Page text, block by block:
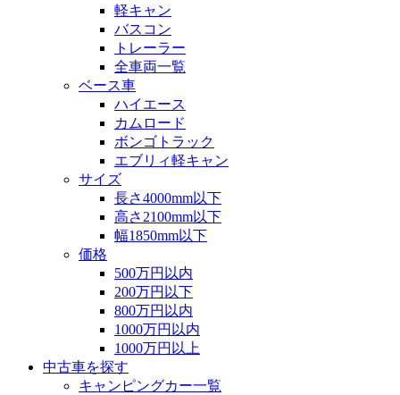
軽キャン
バスコン
トレーラー
全車両一覧
ベース車
ハイエース
カムロード
ボンゴトラック
エブリィ軽キャン
サイズ
長さ4000mm以下
高さ2100mm以下
幅1850mm以下
価格
500万円以内
200万円以下
800万円以内
1000万円以内
1000万円以上
中古車を探す
キャンピングカー一覧